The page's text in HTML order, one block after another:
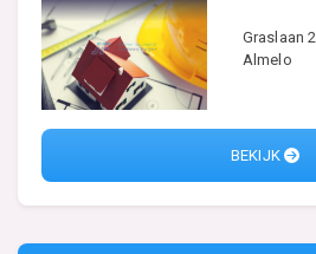
Graslaan 2,
Almelo
BEKIJK